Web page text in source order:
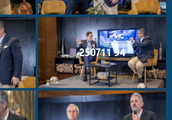
250711 94